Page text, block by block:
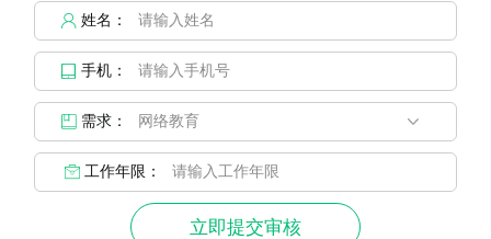
姓名：
手机：
需求：
工作年限：
立即提交审核